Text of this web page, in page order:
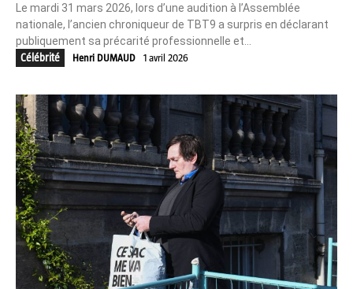
Le mardi 31 mars 2026, lors d’une audition à l’Assemblée
nationale, l’ancien chroniqueur de TBT9 a surpris en déclarant
publiquement sa précarité professionnelle et...
Célébrité
Henri DUMAUD 1 avril 2026